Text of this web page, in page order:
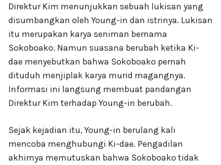
Direktur Kim menunjukkan sebuah lukisan yang
disumbangkan oleh Young-in dan istrinya. Lukisan
itu merupakan karya seniman bernama
Sokoboako. Namun suasana berubah ketika Ki-
dae menyebutkan bahwa Sokoboako pernah
dituduh menjiplak karya murid magangnya.
Informasi ini langsung membuat pandangan
Direktur Kim terhadap Young-in berubah.
Sejak kejadian itu, Young-in berulang kali
mencoba menghubungi Ki-dae. Pengadilan
akhirnya memutuskan bahwa Sokoboako tidak